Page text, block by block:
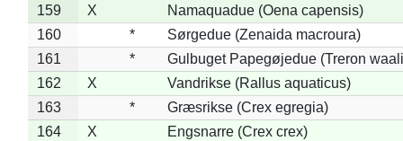
159
X
Namaquadue (Oena capensis)
160
*
Sørgedue (Zenaida macroura)
161
*
Gulbuget Papegøjedue (Treron
162
X
Vandrikse (Rallus aquaticus)
163
*
Græsrikse (Crex egregia)
164
X
Engsnarre (Crex crex)